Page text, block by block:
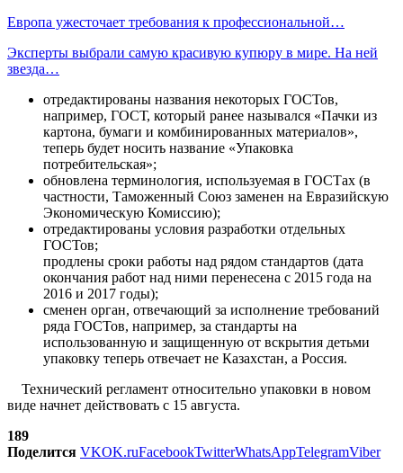
Европа ужесточает требования к профессиональной…
Эксперты выбрали самую красивую купюру в мире. На ней
звезда…
отредактированы названия некоторых ГОСТов,
например, ГОСТ, который ранее назывался «Пачки из
картона, бумаги и комбинированных материалов»,
теперь будет носить название «Упаковка
потребительская»;
обновлена терминология, используемая в ГОСТах (в
частности, Таможенный Союз заменен на Евразийскую
Экономическую Комиссию);
отредактированы условия разработки отдельных
ГОСТов;
продлены сроки работы над рядом стандартов (дата
окончания работ над ними перенесена с 2015 года на
2016 и 2017 годы);
сменен орган, отвечающий за исполнение требований
ряда ГОСТов, например, за стандарты на
использованную и защищенную от вскрытия детьми
упаковку теперь отвечает не Казахстан, а Россия.
Технический регламент относительно упаковки в новом
виде начнет действовать с 15 августа.
189
Поделится VKOK.ruFacebookTwitterWhatsAppTelegramViber